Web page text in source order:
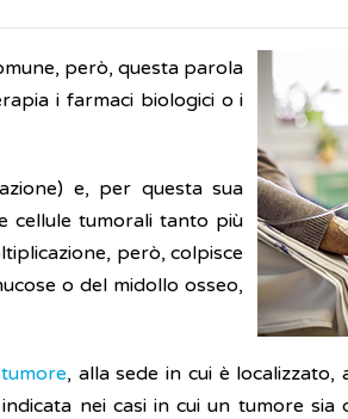
però, questa parola
i farmaci biologici o i
e, per questa sua
cellule tumorali tanto più
però, colpisce
o del midollo osseo,
tumore, alla sede in cui è localizzato,
nei casi in cui un tumore sia